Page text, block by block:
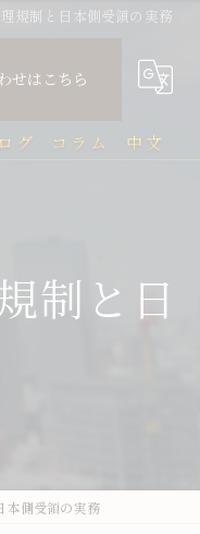
規制と日本側受領の実務
せはこちら
グ コラム 中文
制と日
本側受領の実務